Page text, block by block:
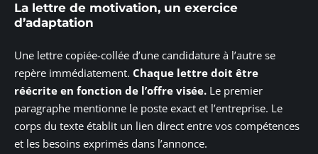
La lettre de motivation, un exercice
d’adaptation
Une lettre copiée-collée d’une candidature à l’autre se
repère immédiatement. Chaque lettre doit être
réécrite en fonction de l’offre visée. Le premier
paragraphe mentionne le poste exact et l’entreprise. Le
corps du texte établit un lien direct entre vos compétences
et les besoins exprimés dans l’annonce.